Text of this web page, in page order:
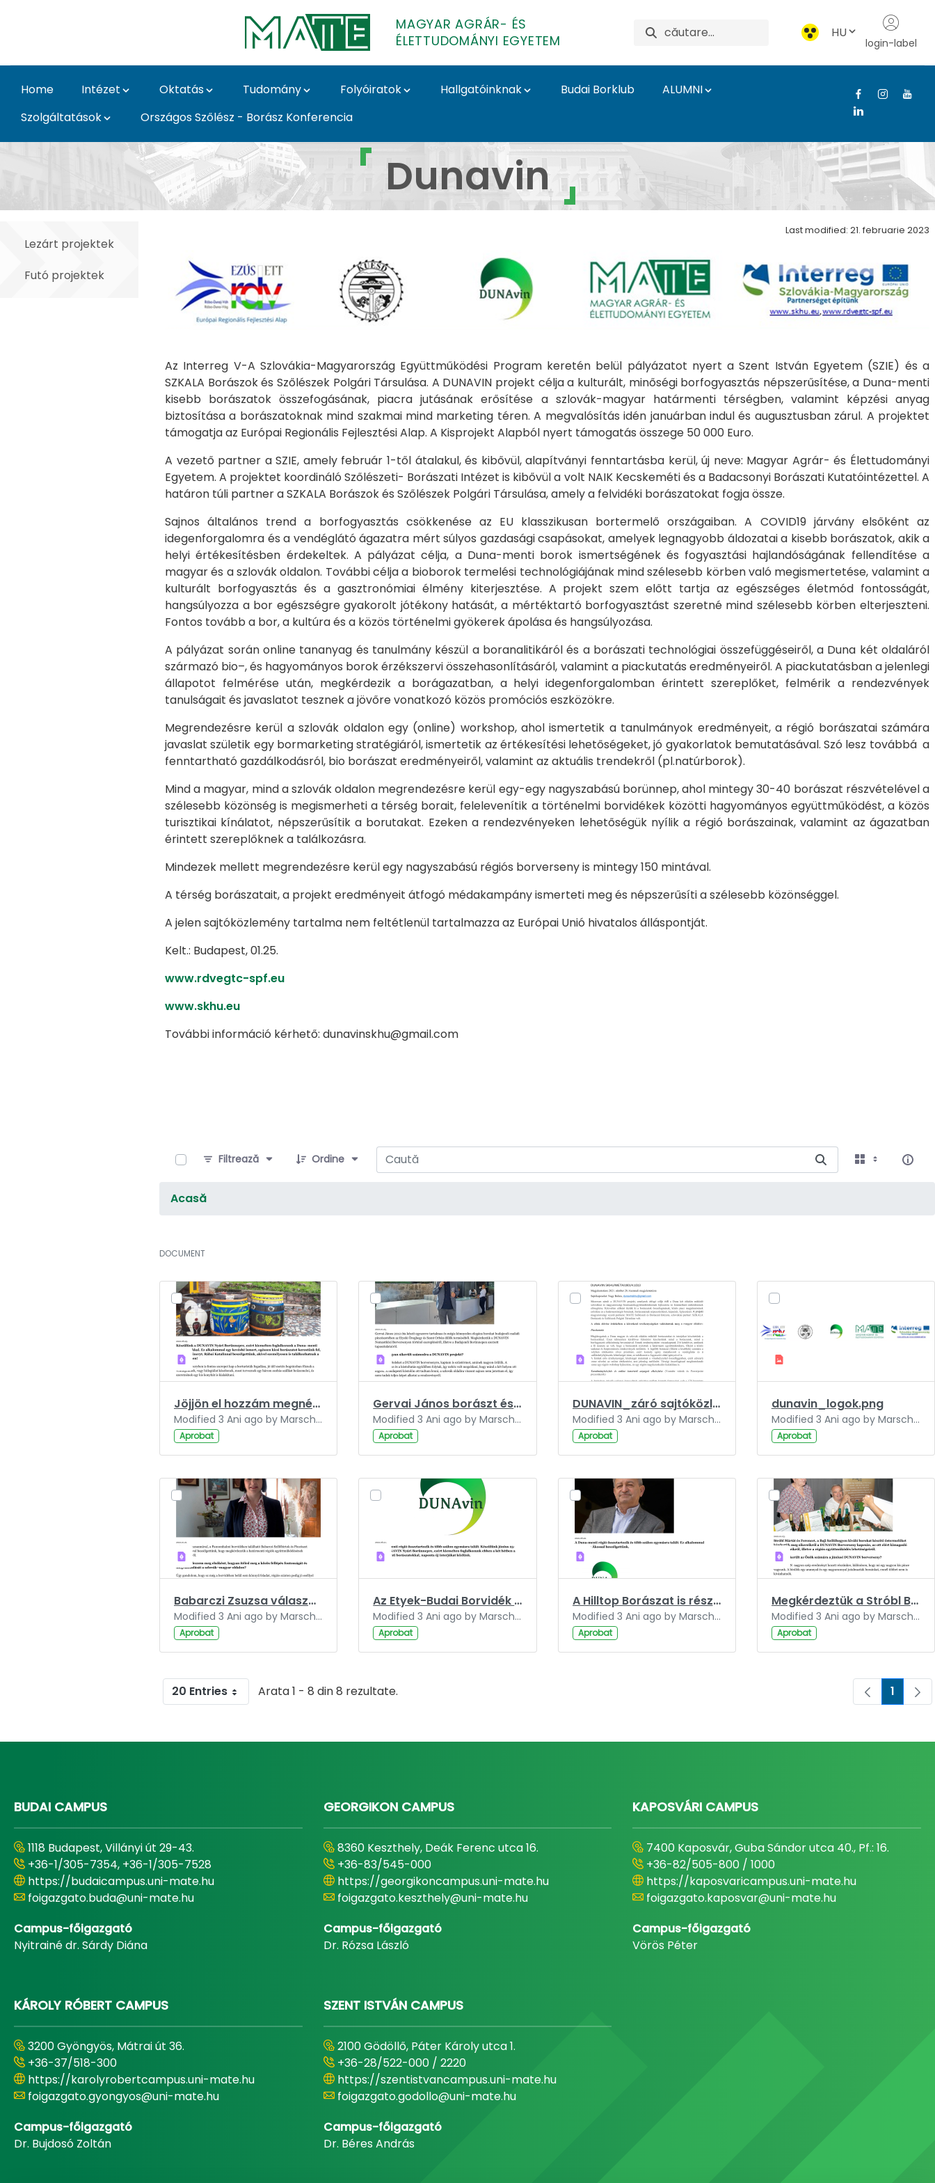
MAGYAR AGRÁR- ÉS
ÉLETTUDOMÁNYI EGYETEM
HU
login-label
Home Intézet Oktatás Tudomány Folyóiratok Hallgatóinknak Budai Borklub
ALUMNI
Szolgáltatások
Országos Szőlész - Borász Konferencia
Dunavin - Szőlészeti és Borászati Intézet
Dunavin
Lezárt projektek
Futó projektek
Last modified: 21. februarie 2023
Az Interreg V-A Szlovákia-Magyarország Együttműködési Program keretén belül pályázatot nyert a Szent István Egyetem (SZIE) és a
SZKALA Borászok és Szőlészek Polgári Társulása. A DUNAVIN projekt célja a kulturált, minőségi borfogyasztás népszerűsítése, a Duna-menti
kisebb borászatok összefogásának, piacra jutásának erősítése a szlovák-magyar határmenti térségben, valamint képzési anyag
biztosítása a borászatoknak mind szakmai mind marketing téren. A megvalósítás idén januárban indul és augusztusban zárul. A projektet
támogatja az Európai Regionális Fejlesztési Alap. A Kisprojekt Alapból nyert támogatás összege 50 000 Euro.
A vezető partner a SZIE, amely február 1-től átalakul, és kibővül, alapítványi fenntartásba kerül, új neve: Magyar Agrár- és Élettudományi
Egyetem. A projektet koordináló Szőlészeti- Borászati Intézet is kibővül a volt NAIK Kecskeméti és a Badacsonyi Borászati Kutatóintézettel. A
határon túli partner a SZKALA Borászok és Szőlészek Polgári Társulása, amely a felvidéki borászatokat fogja össze.
Sajnos általános trend a borfogyasztás csökkenése az EU klasszikusan bortermelő országaiban. A COVID19 járvány elsőként az
idegenforgalomra és a vendéglátó ágazatra mért súlyos gazdasági csapásokat, amelyek legnagyobb áldozatai a kisebb borászatok, akik a
helyi értékesítésben érdekeltek. A pályázat célja, a Duna-menti borok ismertségének és fogyasztási hajlandóságának fellendítése a
magyar és a szlovák oldalon. További célja a bioborok termelési technológiájának mind szélesebb körben való megismertetése, valamint a
kulturált borfogyasztás és a gasztronómiai élmény kiterjesztése. A projekt szem előtt tartja az egészséges életmód fontosságát,
hangsúlyozza a bor egészségre gyakorolt jótékony hatását, a mértéktartó borfogyasztást szeretné mind szélesebb körben elterjeszteni.
Fontos tovább a bor, a kultúra és a közös történelmi gyökerek ápolása és hangsúlyozása.
A pályázat során online tananyag és tanulmány készül a boranalitikáról és a borászati technológiai összefüggéseiről, a Duna két oldaláról
származó bio–, és hagyományos borok érzékszervi összehasonlításáról, valamint a piackutatás eredményeiről. A piackutatásban a jelenlegi
állapotot felmérése után, megkérdezik a borágazatban, a helyi idegenforgalomban érintett szereplőket, felmérik a rendezvények
tanulságait és javaslatot tesznek a jövőre vonatkozó közös promóciós eszközökre.
Megrendezésre kerül a szlovák oldalon egy (online) workshop, ahol ismertetik a tanulmányok eredményeit, a régió borászatai számára
javaslat születik egy bormarketing stratégiáról, ismertetik az értékesítési lehetőségeket, jó gyakorlatok bemutatásával. Szó lesz továbbá a
fenntartható gazdálkodásról, bio borászat eredményeiről, valamint az aktuális trendekről (pl.natúrborok).
Mind a magyar, mind a szlovák oldalon megrendezésre kerül egy-egy nagyszabású borünnep, ahol mintegy 30-40 borászat részvételével a
szélesebb közönség is megismerheti a térség borait, felelevenítik a történelmi borvidékek közötti hagyományos együttműködést, a közös
turisztikai kínálatot, népszerűsítik a borutakat. Ezeken a rendezvényeken lehetőségük nyílik a régió borászainak, valamint az ágazatban
érintett szereplőknek a találkozásra.
Mindezek mellett megrendezésre kerül egy nagyszabású régiós borverseny is mintegy 150 mintával.
A térség borászatait, a projekt eredményeit átfogó médakampány ismerteti meg és népszerűsíti a szélesebb közönséggel.
A jelen sajtóközlemény tartalma nem feltétlenül tartalmazza az Európai Unió hivatalos álláspontját.
Kelt.: Budapest, 01.25.
www.rdvegtc-spf.eu
www.skhu.eu
További információ kérhető: dunavinskhu@gmail.com
Filtrează
Ordine
Acasă
DOCUMENT
Jöjjön el hozzám megnézni a naplementét, én ebbe szerettem bele.pdf
Modified 3 Ani ago by Marschall-Szakál Fanni.
Aprobat
Gervai János borászt és sommelier-t kérdeztük a legfrissebb régiós fejleményekről.pdf
Modified 3 Ani ago by Marschall-Szakál Fanni.
Aprobat
DUNAVIN_záró sajtóközlemény.pdf
Modified 3 Ani ago by Marschall-Szakál Fanni.
Aprobat
dunavin_logok.png
Modified 3 Ani ago by Marschall-Szakál Fanni.
Aprobat
Babarczi Zsuzsa válaszolt a régiót illető kérdéseinkre.pdf
Modified 3 Ani ago by Marschall-Szakál Fanni.
Aprobat
Az Etyek-Budai Borvidék is jelen lesz a Dunavin Borünnepen.pdf
Modified 3 Ani ago by Marschall-Szakál Fanni.
Aprobat
A Hilltop Borászat is részt vesz a Dunavin projektben.pdf
Modified 3 Ani ago by Marschall-Szakál Fanni.
Aprobat
Megkérdeztük a Stróbl Borházat a DUNAVIN sikereiről.pdf
Modified 3 Ani ago by Marschall-Szakál Fanni.
Aprobat
20 Entries Arata 1 - 8 din 8 rezultate. Pagina
1
BUDAI CAMPUS
1118 Budapest, Villányi út 29-43.
+36-1/305-7354, +36-1/305-7528
https://budaicampus.uni-mate.hu
foigazgato.buda@uni-mate.hu
Campus-főigazgató
Nyitrainé dr. Sárdy Diána
GEORGIKON CAMPUS
8360 Keszthely, Deák Ferenc utca 16.
+36-83/545-000
https://georgikoncampus.uni-mate.hu
foigazgato.keszthely@uni-mate.hu
Campus-főigazgató
Dr. Rózsa László
KAPOSVÁRI CAMPUS
7400 Kaposvár, Guba Sándor utca 40., Pf.: 16.
+36-82/505-800 / 1000
https://kaposvaricampus.uni-mate.hu
foigazgato.kaposvar@uni-mate.hu
Campus-főigazgató
Vörös Péter
KÁROLY RÓBERT CAMPUS
3200 Gyöngyös, Mátrai út 36.
+36-37/518-300
https://karolyrobertcampus.uni-mate.hu
foigazgato.gyongyos@uni-mate.hu
Campus-főigazgató
Dr. Bujdosó Zoltán
SZENT ISTVÁN CAMPUS
2100 Gödöllő, Páter Károly utca 1.
+36-28/522-000 / 2220
https://szentistvancampus.uni-mate.hu
foigazgato.godollo@uni-mate.hu
Campus-főigazgató
Dr. Béres András